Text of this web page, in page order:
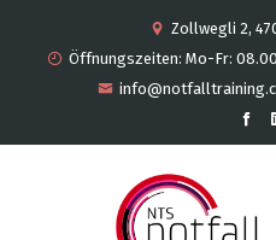
Zollwegli 2,
Öffnungszeiten: Mo-Fr: